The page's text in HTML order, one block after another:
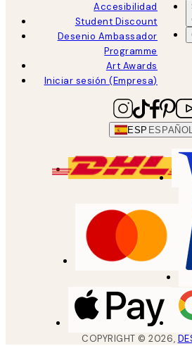
Accesibilidad
Student Discount
Desenio Ambassador
Programme
Art Awards
Iniciar sesión (Empresa)
ESP ESPAÑOL
COPYRIGHT ©2026,